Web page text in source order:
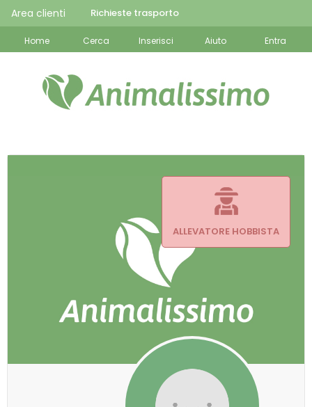
Area clienti Richieste trasporto
Home Cerca Inserisci Aiuto Entra
ALLEVATORE HOBBISTA